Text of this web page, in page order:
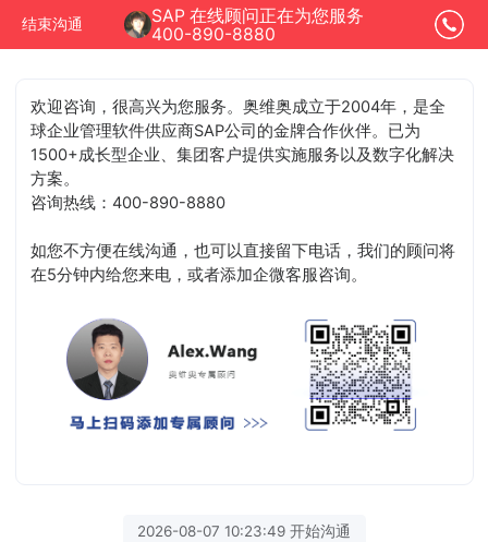
结束沟通
SAP 在线顾问正在为您服务
400-890-8880
欢迎咨询，很高兴为您服务。奥维奥成立于2004年，是全
球企业管理软件供应商SAP公司的金牌合作伙伴。已为
1500+成长型企业、集团客户提供实施服务以及数字化解决
方案。
咨询热线：400-890-8880
如您不方便在线沟通，也可以直接留下电话，我们的顾问将
在5分钟内给您来电，或者添加企微客服咨询。
2026-08-07 10:23:49 开始沟通